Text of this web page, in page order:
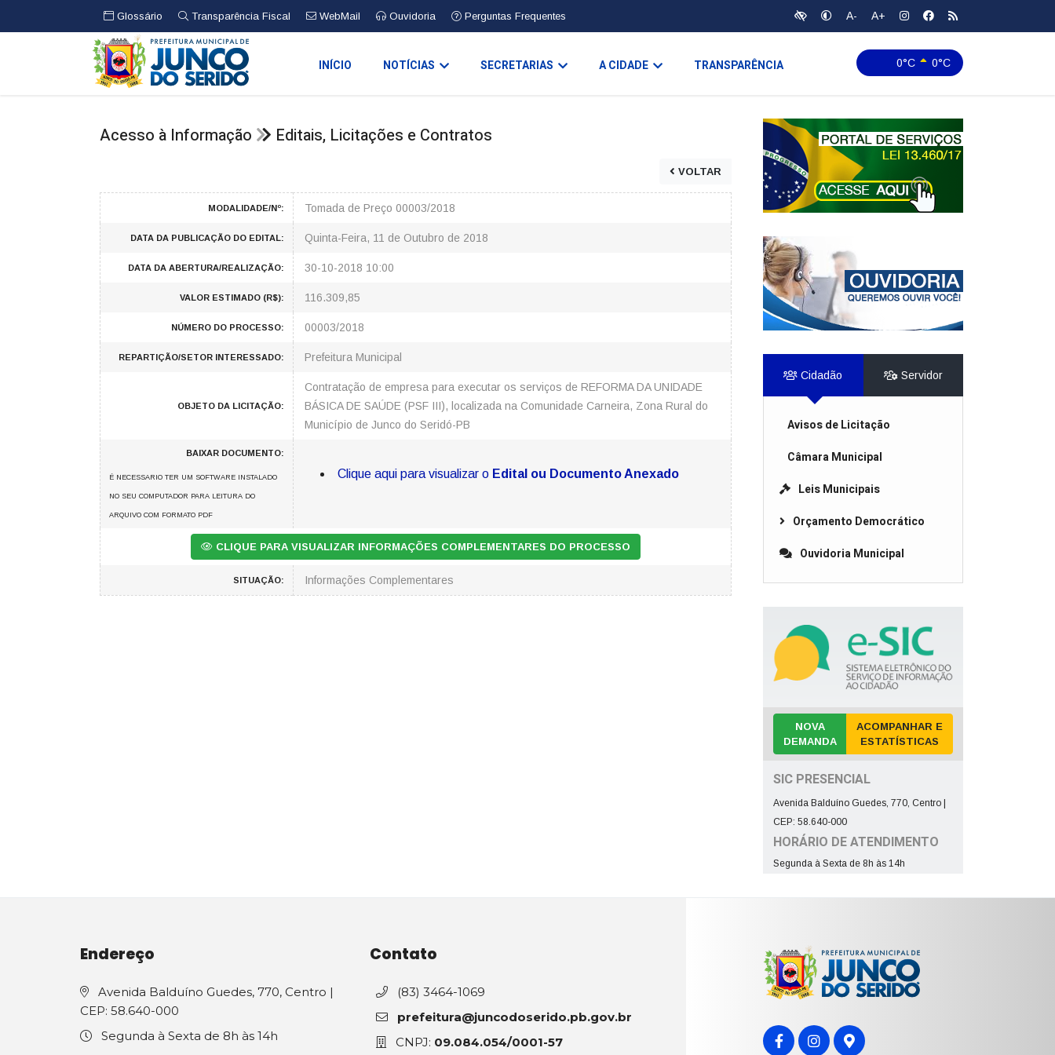
Glossário Transparência Fiscal WebMail Ouvidoria Perguntas Frequentes A- A+
0°C 0°C
INÍCIO NOTÍCIAS SECRETARIAS A CIDADE TRANSPARÊNCIA
Acesso à Informação Editais, Licitações e Contratos
VOLTAR
MODALIDADE/Nº: Tomada de Preço 00003/2018
DATA DA PUBLICAÇÃO DO EDITAL: Quinta-Feira, 11 de Outubro de 2018
DATA DA ABERTURA/REALIZAÇÃO: 30-10-2018 10:00
VALOR ESTIMADO (R$): 116.309,85
NÚMERO DO PROCESSO: 00003/2018
REPARTIÇÃO/SETOR INTERESSADO: Prefeitura Municipal
OBJETO DA LICITAÇÃO:
Contratação de empresa para executar os serviços de REFORMA DA UNIDADE
BÁSICA DE SAÚDE (PSF III), localizada na Comunidade Carneira, Zona Rural do
Município de Junco do Seridó-PB
BAIXAR DOCUMENTO:
É NECESSARIO TER UM SOFTWARE INSTALADO
NO SEU COMPUTADOR PARA LEITURA DO
ARQUIVO COM FORMATO PDF
Clique aqui para visualizar o Edital ou Documento Anexado
CLIQUE PARA VISUALIZAR INFORMAÇÕES COMPLEMENTARES DO PROCESSO
SITUAÇÃO: Informações Complementares
Cidadão Servidor
Avisos de Licitação
Câmara Municipal
Leis Municipais
Orçamento Democrático
Ouvidoria Municipal
NOVA
DEMANDA
ACOMPANHAR E
ESTATÍSTICAS
SIC PRESENCIAL
Avenida Balduíno Guedes, 770, Centro |
CEP: 58.640-000
HORÁRIO DE ATENDIMENTO
Segunda à Sexta de 8h às 14h
Endereço
Avenida Balduíno Guedes, 770, Centro |
CEP: 58.640-000
Segunda à Sexta de 8h às 14h
Contato
(83) 3464-1069
prefeitura@juncodoserido.pb.gov.br
CNPJ: 09.084.054/0001-57